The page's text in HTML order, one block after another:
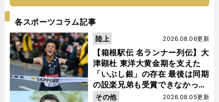
各スポーツコラム記事
【箱根駅伝 名ランナー列伝】大
津顕杜 東洋大黄金期を支えた
「いぶし銀」の存在 最後は同期
の設楽兄弟も受賞できなかった
金栗杯に輝く
2026.08.06更新
陸上
2026.08.05更新
その他